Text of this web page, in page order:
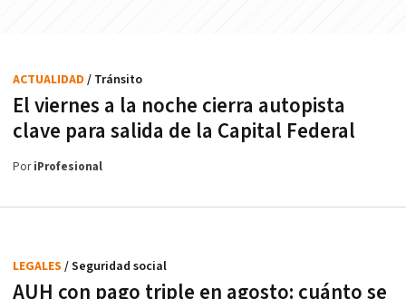
El viernes a la noche cierra autopista
clave para salida de la Capital Federal
ACTUALIDAD / Tránsito
PoriProfesional
AUH con pago triple en agosto: cuánto se
LEGALES / Seguridad social